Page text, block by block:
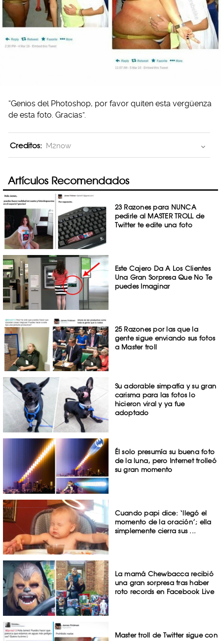
“Genios del Photoshop, por favor quiten esta vergüenza
de esta foto. Gracias”.
Creditos: M2now
Artículos Recomendados
23 Razones para NUNCA
pedirle al MASTER TROLL de
Twitter te edite una foto
Este Cajero Da A Los Clientes
Una Gran Sorpresa Que No Te
puedes Imaginar
25 Razones por las que la
gente sigue enviando sus fotos
a Master troll
Su adorable simpatía y su gran
carisma para las fotos lo
hicieron viral y ya fue
adoptado
Él solo presumía su buena foto
de la luna, pero Internet trolleó
su gran momento
Cuando papi dice: ‘llegó el
momento de la oración’; ella
simplemente cierra sus ...
La mamá Chewbacca recibió
una gran sorpresa tras haber
roto records en Facebook Live
Master troll de Twitter sigue con